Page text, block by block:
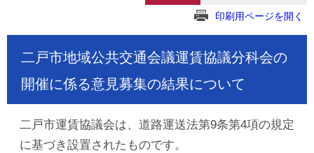
印刷用ページを開く
二戸市地域公共交通会議運賃協議分科会の
開催に係る意見募集の結果について
二戸市運賃協議会は、道路運送法第9条第4項の規定
に基づき設置されたものです。